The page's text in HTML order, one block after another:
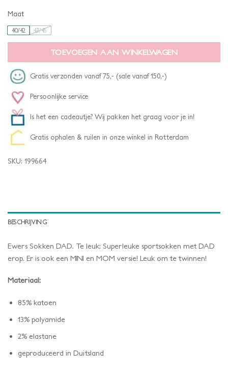
Maat
40/42 43/45
TOEVOEGEN AAN WINKELWAGEN
Gratis verzonden vanaf 75,- (sale vanaf 150,-)
Persoonlijke service
Is het een cadeautje? Wij pakken het graag voor je in!
Gratis ophalen & ruilen in onze winkel in Rotterdam
SKU: 199664
BESCHRIJVING
Ewers Sokken DAD. Te leuk: Superleuke sportsokken met DAD
erop. Er is ook een MINI en MOM versie! Leuk om te twinnen!
Materiaal:
85% katoen
13% polyamide
2% elastane
geproduceerd in Duitsland